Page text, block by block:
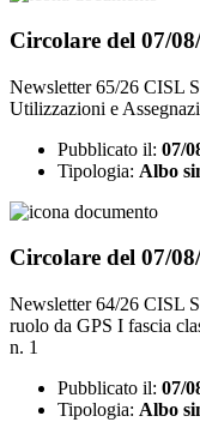
Circolare del 07/
Newsletter 65/26 CISL
Utilizzazioni e
Pubblicato il: 07/
Tipologia: Albo
Circolare del 07/
Newsletter 64/26 CISL
ruolo da GPS I fascia
n. 1
Pubblicato il: 07/
Tipologia: Albo